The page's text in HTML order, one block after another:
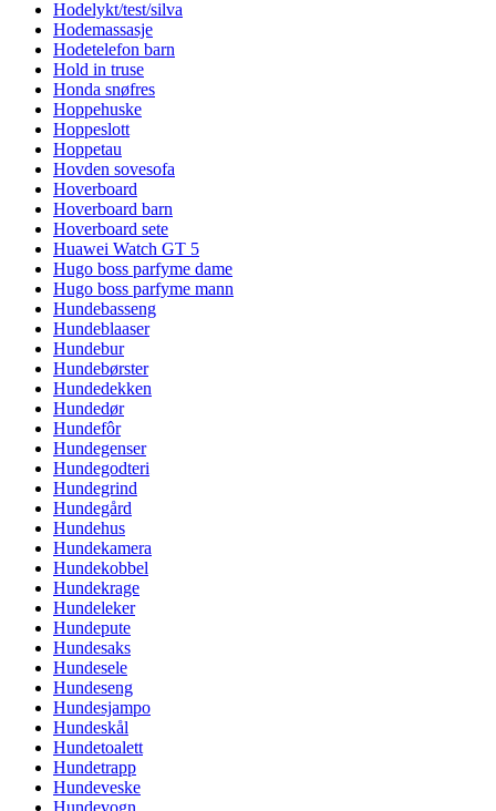
Hodelykt/test/silva
Hodemassasje
Hodetelefon barn
Hold in truse
Honda snøfres
Hoppehuske
Hoppeslott
Hoppetau
Hovden sovesofa
Hoverboard
Hoverboard barn
Hoverboard sete
Huawei Watch GT 5
Hugo boss parfyme dame
Hugo boss parfyme mann
Hundebasseng
Hundeblaaser
Hundebur
Hundebørster
Hundedekken
Hundedør
Hundefôr
Hundegenser
Hundegodteri
Hundegrind
Hundegård
Hundehus
Hundekamera
Hundekobbel
Hundekrage
Hundeleker
Hundepute
Hundesaks
Hundesele
Hundeseng
Hundesjampo
Hundeskål
Hundetoalett
Hundetrapp
Hundeveske
Hundevogn